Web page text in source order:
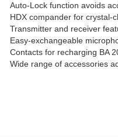
Auto-Lock function avoids
HDX compander for crystal-
Transmitter and receiver
Easy-exchangeable
Contacts for recharging BA
Wide range of accessories